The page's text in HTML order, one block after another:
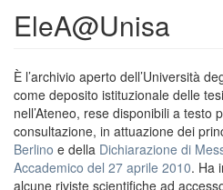
EleA@Unisa
È l’archivio aperto dell’Università
come deposito istituzionale delle
nell’Ateneo, rese disponibili a testo
consultazione, in attuazione dei
Berlino e della Dichiarazione di
Accademico del 27 aprile 2010. Ha
alcune riviste scientifiche ad